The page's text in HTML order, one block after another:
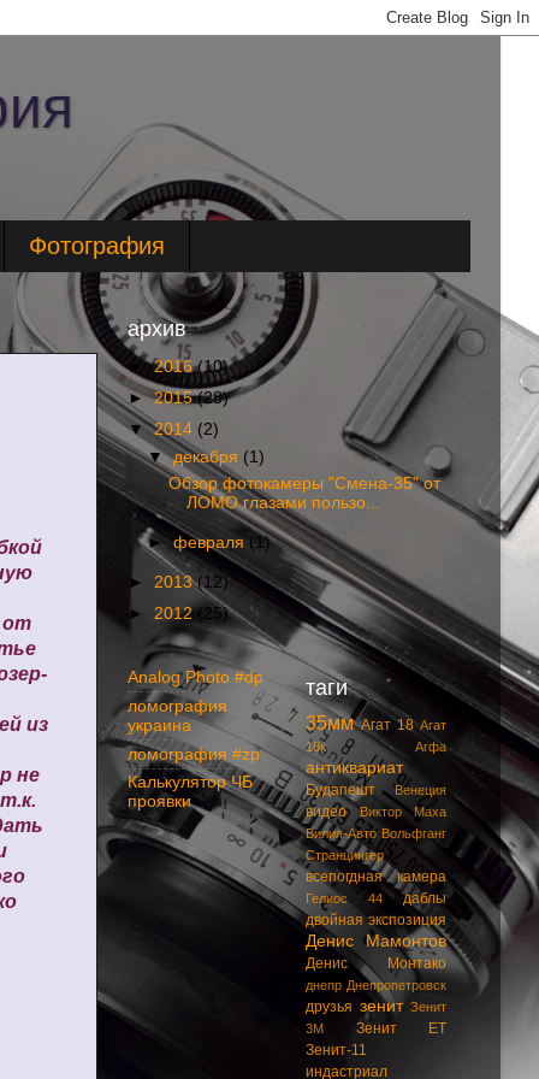
Фотография
от
из
не
архив
►2016(10)
►2015(28)
▼2014 (2)
▼декабря (1)
Обзор фотокамеры "Смена-35" от
ЛОМО глазами пользо...
►февраля (1)
► 2013(12)
► 2012 (25)
Analog Photo #dp
ломография
украина
ломография #zp
Калькулятор ЧБ
проявки
таги
35мм Агат 18 Агат
18к
Агфа
антиквариат
Будапешт Венеция
видео
Виктор Маха
Вилия-Авто Вольфганг
Странцингер
всепогдная камера
Гелиос 44
даблы
двойная экспозиция
Денис Мамонтов
Денис Монтако
днепр Днепропетровск
друзья зенит Зенит
3М
Зенит ЕТ
Зенит-11
индастриал